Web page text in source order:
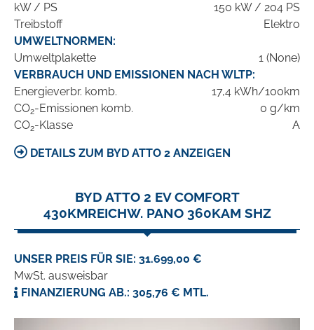
kW / PS
150 kW / 204 PS
Treibstoff
Elektro
UMWELTNORMEN:
Umweltplakette
1 (None)
VERBRAUCH UND EMISSIONEN NACH WLTP:
Energieverbr. komb.
17,4 kWh/100km
CO2-Emissionen komb.
0 g/km
CO2-Klasse A
DETAILS ZUM BYD ATTO 2 ANZEIGEN
BYD ATTO 2 EV COMFORT
430KMREICHW. PANO 360KAM SHZ
UNSER PREIS FÜR SIE: 31.699,00 €
MwSt. ausweisbar
FINANZIERUNG AB.: 305,76 € MTL.